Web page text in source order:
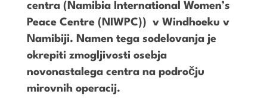
centra (Namibia International Women’s
Peace Centre (NIWPC)) v Windhoeku v
Namibiji. Namen tega sodelovanja je
okrepiti zmogljivosti osebja
novonastalega centra na področju
mirovnih operacij.